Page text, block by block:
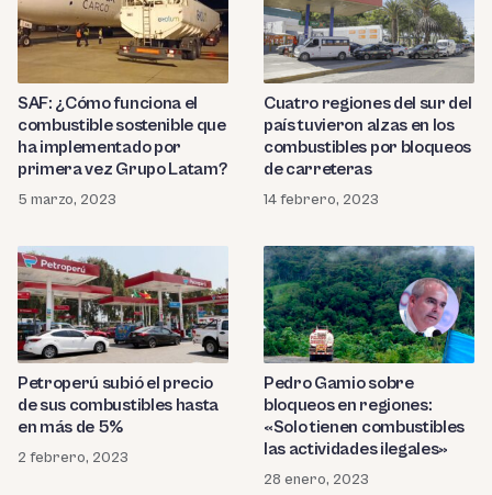
SAF: ¿Cómo funciona el
combustible sostenible que
ha implementado por
primera vez Grupo Latam?
5 marzo, 2023
Cuatro regiones del sur del
país tuvieron alzas en los
combustibles por bloqueos
de carreteras
14 febrero, 2023
Petroperú subió el precio
de sus combustibles hasta
en más de 5%
2 febrero, 2023
Pedro Gamio sobre
bloqueos en regiones:
«Solo tienen combustibles
las actividades ilegales»
28 enero, 2023